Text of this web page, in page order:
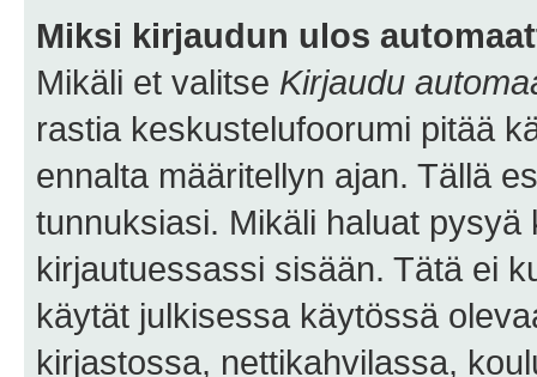
Miksi kirjaudun ulos
Mikäli et valitse Kirjaudu
rastia keskustelufoorumi pitää
ennalta määritellyn ajan. Tällä
tunnuksiasi. Mikäli haluat
kirjautuessassi sisään. Tätä ei
käytät julkisessa käytössä
kirjastossa, nettikahvilassa,